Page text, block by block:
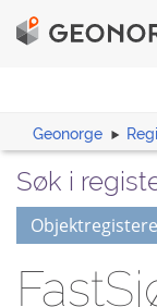
Geonorge
Søk i